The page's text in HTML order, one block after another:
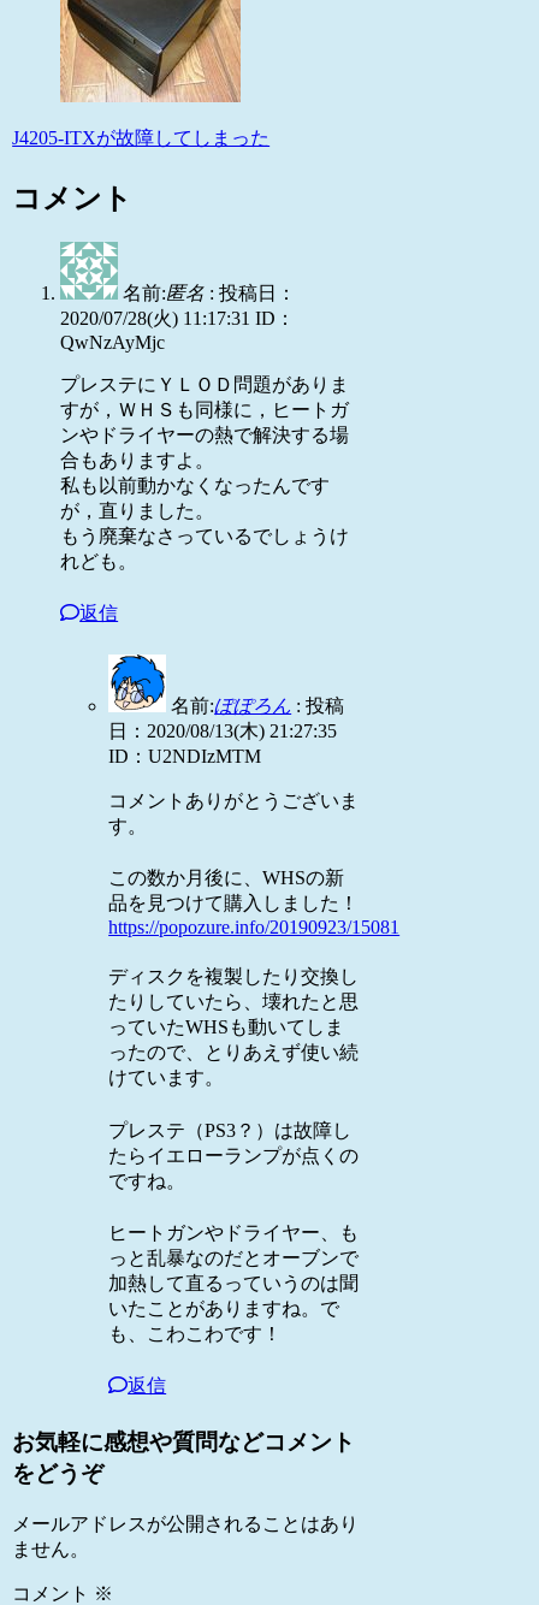
J4205-ITXが故障してしまった
コメント
名前:匿名 : 投稿日：
2020/07/28(火) 11:17:31 ID：
QwNzAyMjc
プレステにＹＬＯＤ問題がありま
すが，ＷＨＳも同様に，ヒートガ
ンやドライヤーの熱で解決する場
合もありますよ。
私も以前動かなくなったんです
が，直りました。
もう廃棄なさっているでしょうけ
れども。
返信
名前:ぽぽろん : 投稿
日：2020/08/13(木) 21:27:35
ID：U2NDIzMTM
コメントありがとうございま
す。
この数か月後に、WHSの新
品を見つけて購入しました！
https://popozure.info/20190923/15081
ディスクを複製したり交換し
たりしていたら、壊れたと思
っていたWHSも動いてしま
ったので、とりあえず使い続
けています。
プレステ（PS3？）は故障し
たらイエローランプが点くの
ですね。
ヒートガンやドライヤー、も
っと乱暴なのだとオーブンで
加熱して直るっていうのは聞
いたことがありますね。で
も、こわこわです！
返信
お気軽に感想や質問などコメント
をどうぞ
メールアドレスが公開されることはあり
ません。
コメント ※